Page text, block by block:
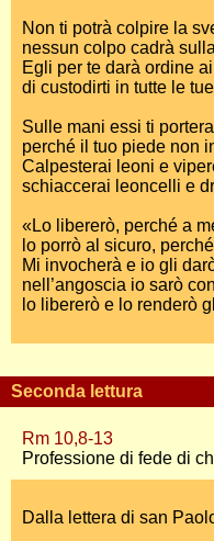
Non ti potrà colpire la
nessun colpo cadrà
Egli per te darà ordine
di custodirti in tutte le
Sulle mani essi ti
perché il tuo piede non
Calpesterai leoni e
schiaccerai leoncelli e
«Lo libererò, perché a
lo porrò al sicuro,
Mi invocherà e io gli
nell’angoscia io sarò
lo libererò e lo renderò
Seconda lettura
Rm 10,8-13
Professione di fede di
Dalla lettera di san